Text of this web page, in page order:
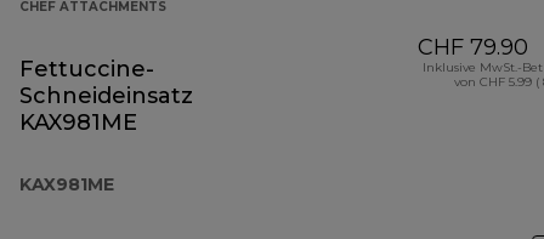
CHEF ATTACHMENTS
Fettuccine-
Schneideinsatz
KAX981ME
KAX981ME
CHF 79.90
Inklusive MwSt.-
von CHF 5.99 (